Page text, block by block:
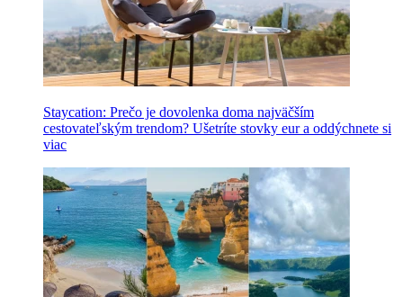
Staycation: Prečo je dovolenka doma najväčším
cestovateľským trendom? Ušetríte stovky eur a oddýchnete si
viac